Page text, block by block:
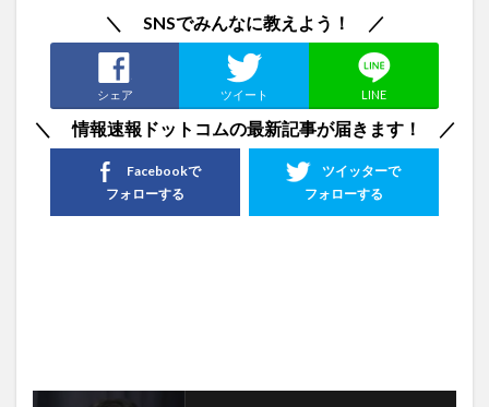
＼ SNSでみんなに教えよう！ ／
シェア ツイート LINE
＼ 情報速報ドットコムの最新記事が届きます！ ／
ツイッターで
フォローする
Facebookで
フォローする